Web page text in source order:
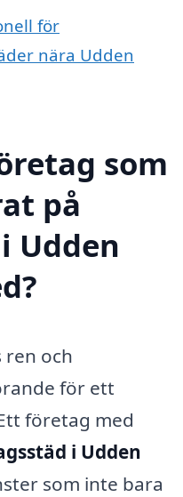
för
nära Udden
som
på
Udden
ren och
för ett
företag med
i Udden
som inte bara